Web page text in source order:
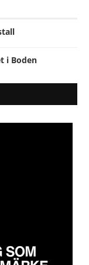
i Boden